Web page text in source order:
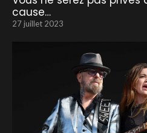
cause…
27 juillet 2023